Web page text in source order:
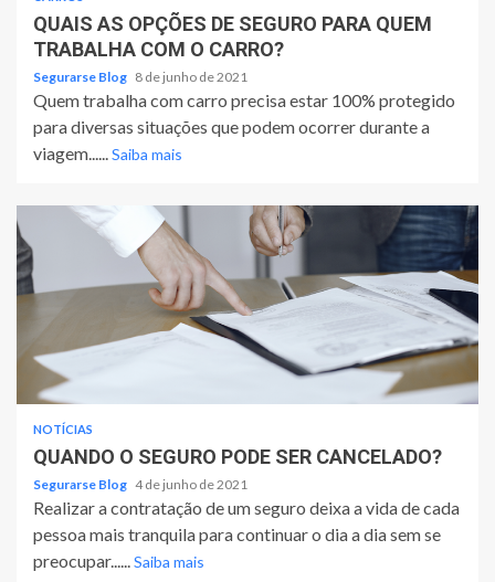
QUAIS AS OPÇÕES DE SEGURO PARA QUEM
TRABALHA COM O CARRO?
Segurarse Blog 8 de junho de 2021
Quem trabalha com carro precisa estar 100% protegido
para diversas situações que podem ocorrer durante a
viagem......Saiba mais
NOTÍCIAS
QUANDO O SEGURO PODE SER CANCELADO?
Segurarse Blog 4 de junho de 2021
Realizar a contratação de um seguro deixa a vida de cada
pessoa mais tranquila para continuar o dia a dia sem se
preocupar......Saiba mais